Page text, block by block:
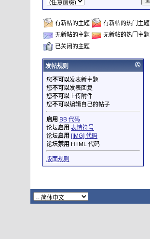
有新帖的主题
有新帖的热门主题
无新帖的主题
无新帖的热门主题
已关闭的主题
发帖规则
您不可以发表新主题
您不可以发表回复
您不可以上传附件
您不可以编辑自己的帖子
启用 BB 代码
论坛启用 表情符号
论坛启用 [IMG] 代码
论坛禁用 HTML 代码
版面规则